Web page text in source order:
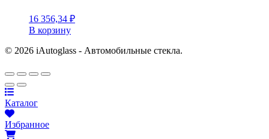
16 356,34 ₽
В корзину
© 2026 iAutoglass - Автомобильные стекла.
Каталог
Избранное